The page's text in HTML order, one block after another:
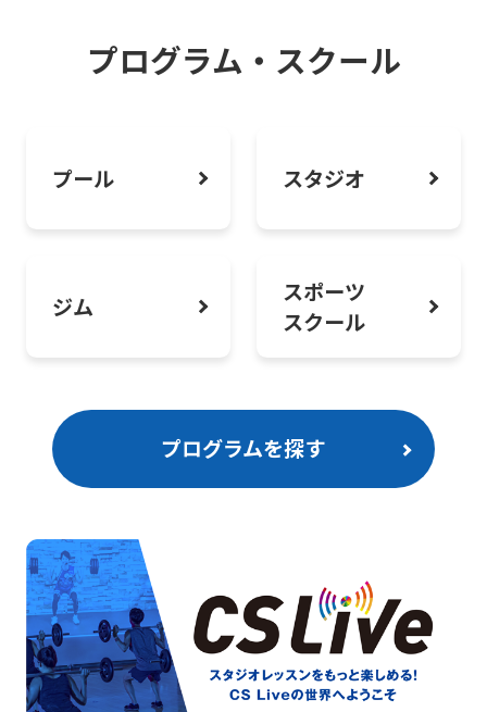
心と身体を整えるフィットネス体験へ。
深夜・早朝に利用できるミッドナイトモ
ーニング会員のおすすめ
プログラム・スクール
プール スタジオ
ジム
スポーツ
スクール
プログラムを探す